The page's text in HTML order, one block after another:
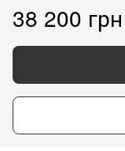
38 200 грн